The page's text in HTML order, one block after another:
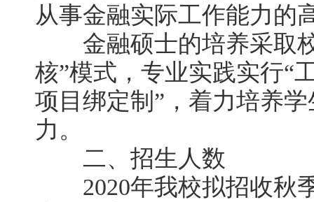
从事金融实际工作能力的
金融硕士的培养采取校
核”模式，专业实践实行“
项目绑定制”，着力培养
力。
二、招生人数
2020年我校拟招收秋